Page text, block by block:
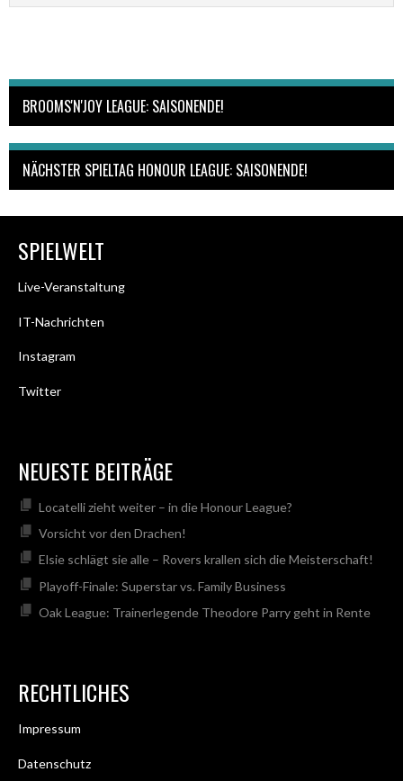
BROOMS'N'JOY LEAGUE: SAISONENDE!
NÄCHSTER SPIELTAG HONOUR LEAGUE: SAISONENDE!
SPIELWELT
Live-Veranstaltung
IT-Nachrichten
Instagram
Twitter
NEUESTE BEITRÄGE
Locatelli zieht weiter – in die Honour League?
Vorsicht vor den Drachen!
Elsie schlägt sie alle – Rovers krallen sich die Meisterschaft!
Playoff-Finale: Superstar vs. Family Business
Oak League: Trainerlegende Theodore Parry geht in Rente
RECHTLICHES
Impressum
Datenschutz